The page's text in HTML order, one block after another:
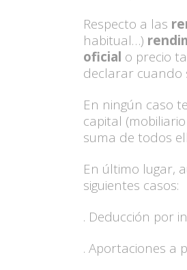
Respecto a las
habitual…)
oficial o precio
declarar cuando
En ningún caso
capital
suma de todos
En último lugar,
siguientes casos:
. Deducción por
. Aportaciones a